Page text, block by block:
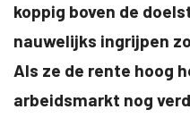
koppig boven de
nauwelijks ingrijpen
Als ze de rente hoog
arbeidsmarkt nog